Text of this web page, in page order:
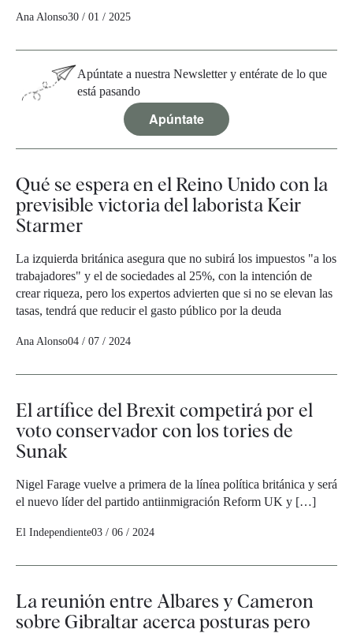
Ana Alonso30 / 01 / 2025
Apúntate a nuestra Newsletter y entérate de lo que
está pasando
Apúntate
Qué se espera en el Reino Unido con la
previsible victoria del laborista Keir
Starmer
La izquierda británica asegura que no subirá los impuestos "a los
trabajadores" y el de sociedades al 25%, con la intención de
crear riqueza, pero los expertos advierten que si no se elevan las
tasas, tendrá que reducir el gasto público por la deuda
Ana Alonso04 / 07 / 2024
El artífice del Brexit competirá por el
voto conservador con los tories de
Sunak
Nigel Farage vuelve a primera de la línea política británica y será
el nuevo líder del partido antiinmigración Reform UK y […]
El Independiente03 / 06 / 2024
La reunión entre Albares y Cameron
sobre Gibraltar acerca posturas pero